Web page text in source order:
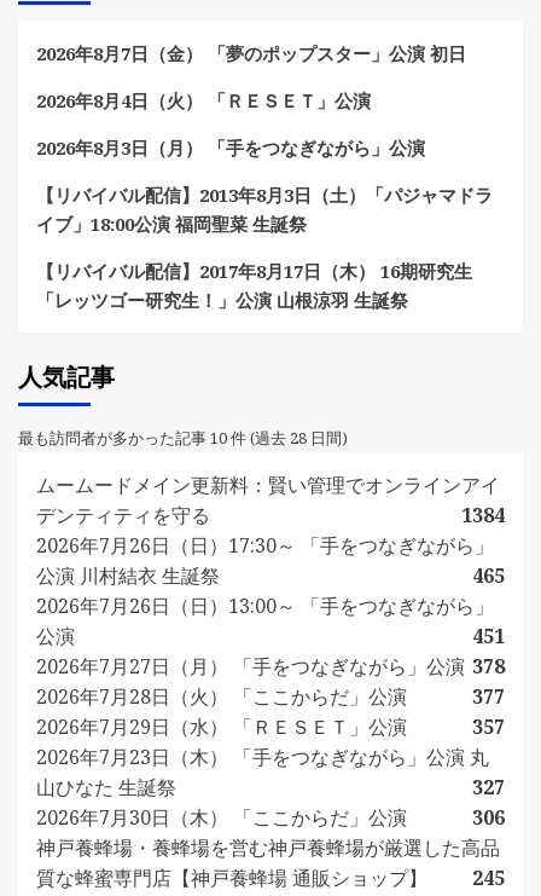
2026年8月7日（金） 「夢のポップスター」公演 初日
2026年8月4日（火） 「ＲＥＳＥＴ」公演
2026年8月3日（月） 「手をつなぎながら」公演
【リバイバル配信】2013年8月3日（土）「パジャマドラ
イブ」18:00公演 福岡聖菜 生誕祭
【リバイバル配信】2017年8月17日（木） 16期研究生
「レッツゴー研究生！」公演 山根涼羽 生誕祭
人気記事
最も訪問者が多かった記事 10 件 (過去 28 日間)
ムームードメイン更新料：賢い管理でオンラインアイ
デンティティを守る
1384
2026年7月26日（日）17:30～ 「手をつなぎながら」
公演 川村結衣 生誕祭
465
2026年7月26日（日）13:00～ 「手をつなぎながら」
公演
451
2026年7月27日（月） 「手をつなぎながら」公演 378
2026年7月28日（火） 「ここからだ」公演
377
2026年7月29日（水） 「ＲＥＳＥＴ」公演
357
2026年7月23日（木） 「手をつなぎながら」公演 丸
山ひなた 生誕祭
327
2026年7月30日（木） 「ここからだ」公演
306
神戸養蜂場・養蜂場を営む神戸養蜂場が厳選した高品
質な蜂蜜専門店【神戸養蜂場 通販ショップ】
245